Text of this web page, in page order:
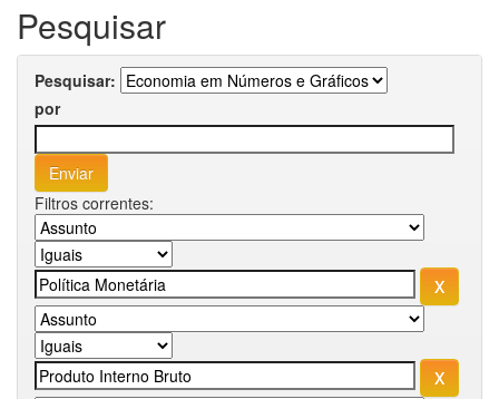
Pesquisar
Pesquisar:
por
Filtros correntes: